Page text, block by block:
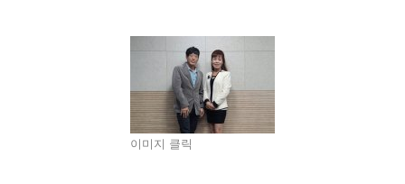
이미지 클릭